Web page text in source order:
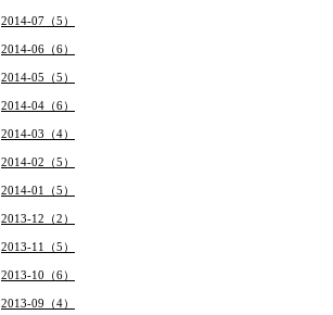
2014-07（5）
2014-06（6）
2014-05（5）
2014-04（6）
2014-03（4）
2014-02（5）
2014-01（5）
2013-12（2）
2013-11（5）
2013-10（6）
2013-09（4）